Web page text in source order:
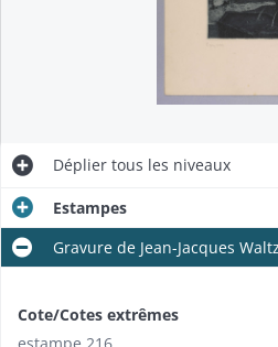
Déplier tous les niveaux
Estampes
Gravure de Jean-Jacques
Cote/Cotes extrêmes
estampe 216